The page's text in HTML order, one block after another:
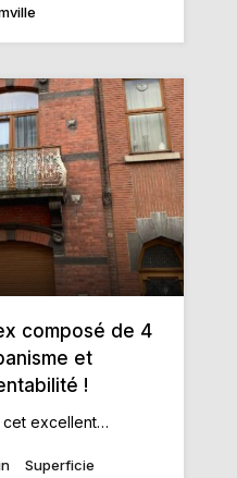
composé de 4
et
!
cet excellent…
Superficie